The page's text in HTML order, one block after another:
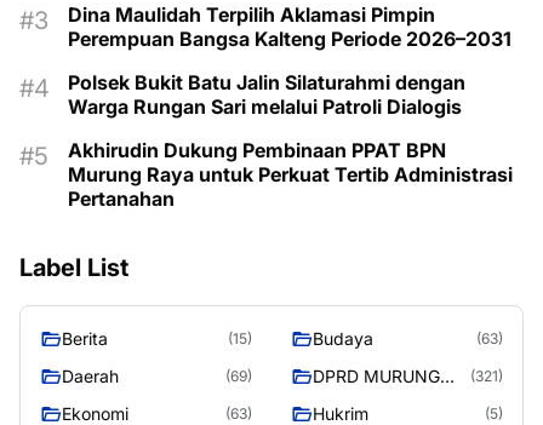
Dina Maulidah Terpilih Aklamasi Pimpin
Perempuan Bangsa Kalteng Periode 2026–2031
Polsek Bukit Batu Jalin Silaturahmi dengan
Warga Rungan Sari melalui Patroli Dialogis
Akhirudin Dukung Pembinaan PPAT BPN
Murung Raya untuk Perkuat Tertib Administrasi
Pertanahan
Label List
Berita (15) Budaya (63)
Daerah (69)
DPRD MURUNG
(321)
Ekonomi (63) Hukrim (5)